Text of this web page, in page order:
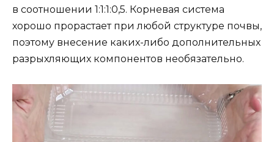
в соотношении 1:1:1:0,5. Корневая система
хорошо прорастает при любой структуре почвы,
поэтому внесение каких-либо дополнительных
разрыхляющих компонентов необязательно.